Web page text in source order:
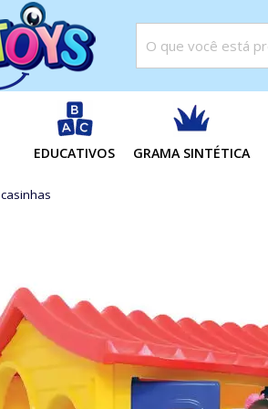
EDUCATIVOS GRAMA SINTÉTICA
casinhas